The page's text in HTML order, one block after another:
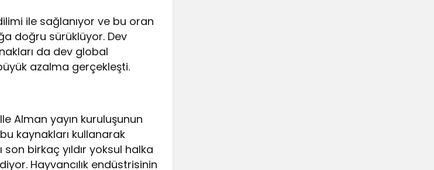
ile sağlanıyor ve bu oran
doğru sürüklüyor. Dev
da dev global
azalma gerçekleşti.
Alman yayın kuruluşunun
kaynakları kullanarak
birkaç yıldır yoksul halka
Hayvancılık endüstrisinin